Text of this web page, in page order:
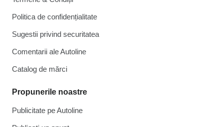
Politica de confidențialitate
Sugestii privind securitatea
Comentarii ale Autoline
Catalog de mărcі
Propunerile noastre
Publicitate pe Autoline